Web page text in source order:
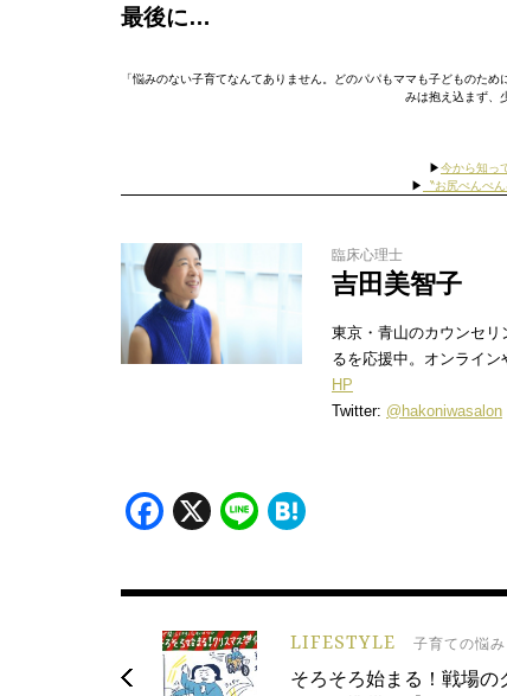
最後に…
「悩みのない子育てなんてありません。どのパパもママも子どものた
みは抱え込まず、
▶︎今から知っ
▶︎
〝お尻ぺんぺ
臨床心理士
吉田美智子
東京・青山のカウンセ
るを応援中。オンライン
HP
Twitter: @hakoniwasalon
Facebook
X Line
LIFESTYLE 子育ての悩み
そろそろ始まる！戦場の